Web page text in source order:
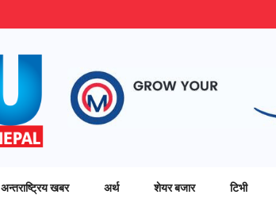
अन्तराष्ट्रिय खबर अर्थ शेयर बजार टिभी